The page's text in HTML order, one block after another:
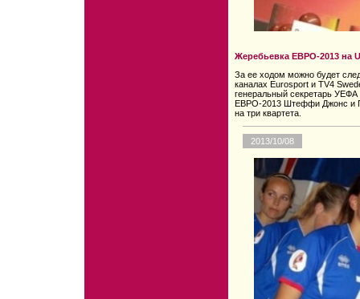
Жеребьевка ЕВРО-2013 на
За ее ходом можно будет
каналах Eurosport и TV4
генеральный секретарь
ЕВРО-2013 Штеффи Джонс и
на три квартета.
2013/10/08